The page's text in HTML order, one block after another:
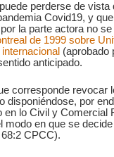
perderse de
Covid19, y
la parte actora no
de 1999 sobre
(aprobado
anticipado.
corresponde revocar
disponiéndose, por
en lo Civil y Comercial
modo en que se
CPCC).